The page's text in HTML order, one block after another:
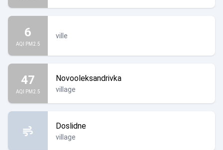
6
AQI PM2.5
ville
47
AQI PM2.5
Novooleksandrivka
village
Doslidne
village